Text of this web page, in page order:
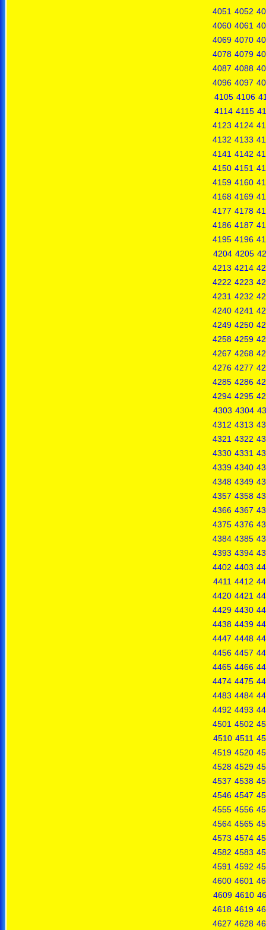
4051 4052
4060 4061
4069 4070
4078 4079
4087 4088
4096 4097
4105 4106
4114 4115
4123 4124
4132 4133
4141 4142
4150 4151
4159 4160
4168 4169
4177 4178
4186 4187
4195 4196
4204 4205
4213 4214
4222 4223
4231 4232
4240 4241
4249 4250
4258 4259
4267 4268
4276 4277
4285 4286
4294 4295
4303 4304
4312 4313
4321 4322
4330 4331
4339 4340
4348 4349
4357 4358
4366 4367
4375 4376
4384 4385
4393 4394
4402 4403
4411 4412
4420 4421
4429 4430
4438 4439
4447 4448
4456 4457
4465 4466
4474 4475
4483 4484
4492 4493
4501 4502
4510 4511
4519 4520
4528 4529
4537 4538
4546 4547
4555 4556
4564 4565
4573 4574
4582 4583
4591 4592
4600 4601
4609 4610
4618 4619
4627 4628